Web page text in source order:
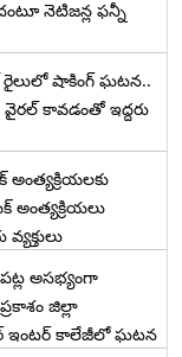
నెటిజన్ల ఫన్నీ
రైలులో షాకింగ్ ఘటన..
కావడంతో ఇద్దరు
అంత్యక్రియలు
అసభ్యంగా
జిల్లా
ఇంటర్ కాలేజీలో ఘటన